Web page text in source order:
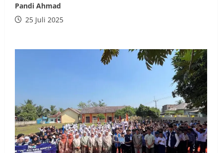
Pandi Ahmad
25 Juli 2025